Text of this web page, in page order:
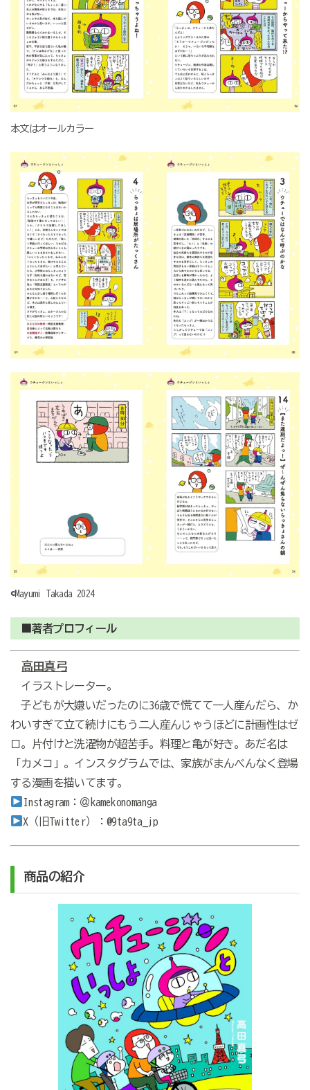
本文はオールカラー
©Mayumi Takada 2024
■著者プロフィール
高田真弓
イラストレーター。
子どもが大嫌いだったのに36歳で慌てて一人産んだら、か
わいすぎて立て続けにもう二人産んじゃうほどに計画性はゼ
ロ。片付けと洗濯物が超苦手。料理と亀が好き。あだ名は
「カメコ」。インスタグラムでは、家族がまんべんなく登場
する漫画を描いてます。
Instagram：＠kamekonomanga
X（旧Twitter）：@9ta9ta_jp
商品の紹介